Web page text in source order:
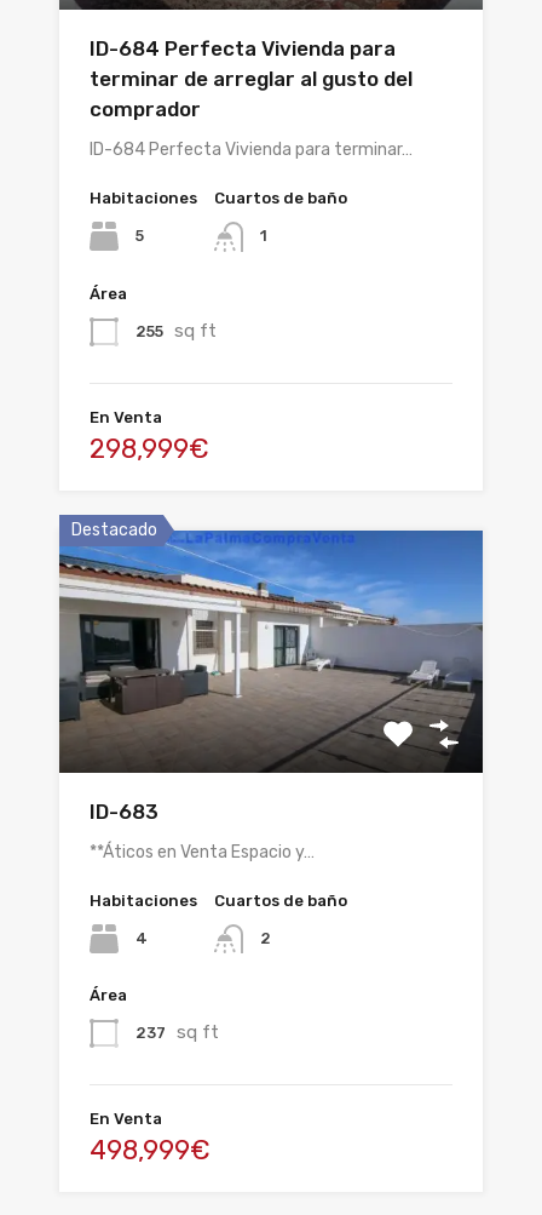
ID-684 Perfecta Vivienda para
terminar de arreglar al gusto del
comprador
ID-684 Perfecta Vivienda para terminar…
Habitaciones
5
Cuartos de baño
1
Área
255 sq ft
En Venta
298,999€
Destacado
ID-683
**Áticos en Venta Espacio y…
Habitaciones
4
Cuartos de baño
2
Área
237 sq ft
En Venta
498,999€